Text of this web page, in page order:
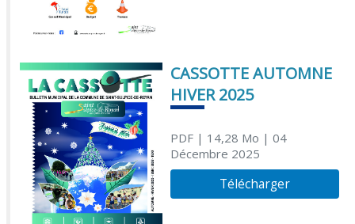
CASSOTTE AUTOMNE
HIVER 2025
PDF| 14,28 Mo | 04
Décembre 2025
Télécharger